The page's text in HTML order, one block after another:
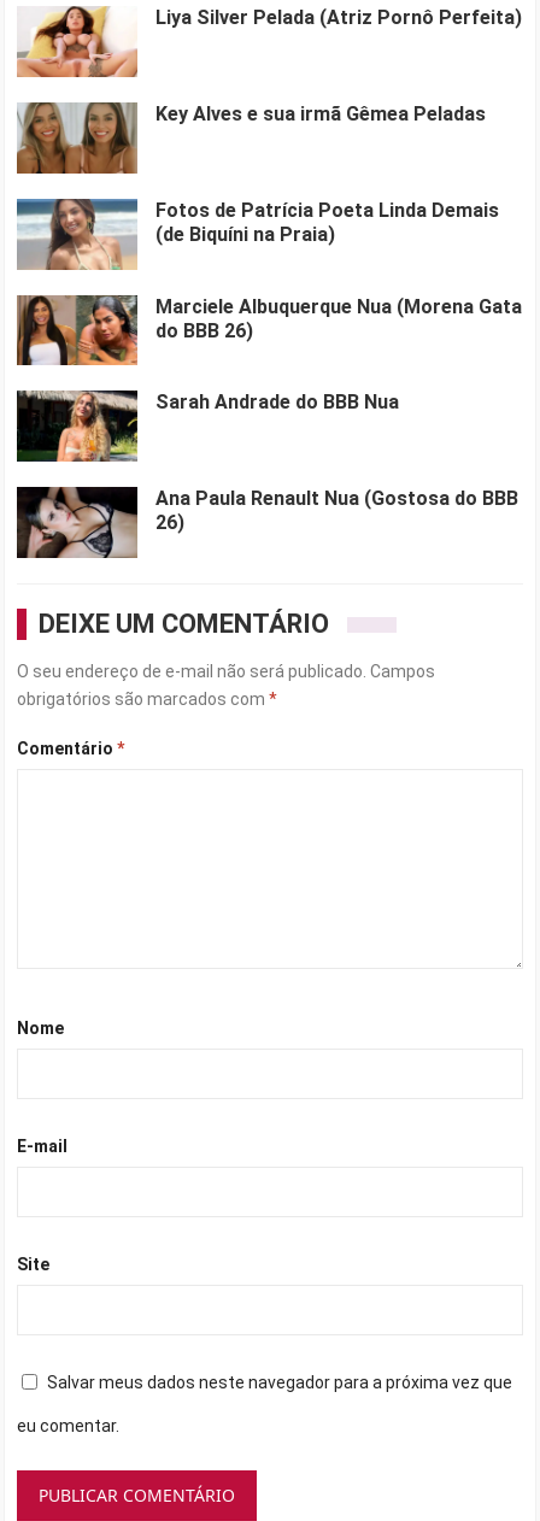
Liya Silver Pelada (Atriz Pornô Perfeita)
Key Alves e sua irmã Gêmea Peladas
Fotos de Patrícia Poeta Linda Demais
(de Biquíni na Praia)
Marciele Albuquerque Nua (Morena Gata
do BBB 26)
Sarah Andrade do BBB Nua
Ana Paula Renault Nua (Gostosa do BBB
26)
DEIXE UM COMENTÁRIO
O seu endereço de e-mail não será publicado. Campos
obrigatórios são marcados com*
Comentário*
Nome
E-mail
Site
Salvar meus dados neste navegador para a próxima vez que
eu comentar.